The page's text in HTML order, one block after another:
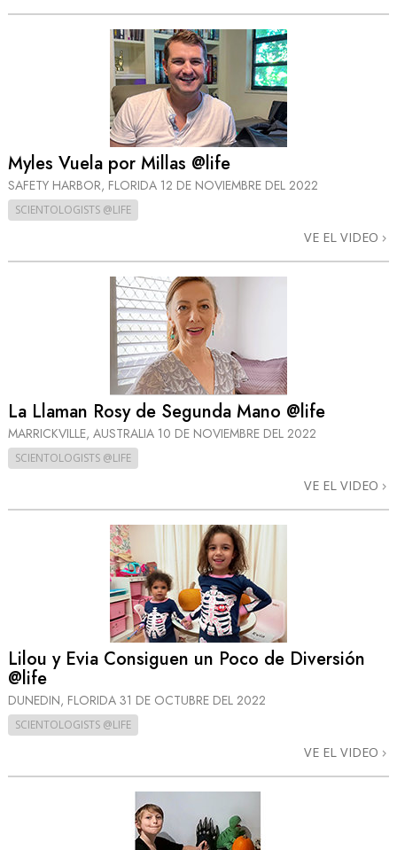
Myles Vuela por Millas @life
SAFETY HARBOR, FLORIDA 12 DE NOVIEMBRE DEL 2022
SCIENTOLOGISTS @LIFE
VE EL VIDEO
La Llaman Rosy de Segunda Mano @life
MARRICKVILLE, AUSTRALIA 10 DE NOVIEMBRE DEL 2022
SCIENTOLOGISTS @LIFE
VE EL VIDEO
Lilou y Evia Consiguen un Poco de Diversión
@life
DUNEDIN, FLORIDA 31 DE OCTUBRE DEL 2022
SCIENTOLOGISTS @LIFE
VE EL VIDEO